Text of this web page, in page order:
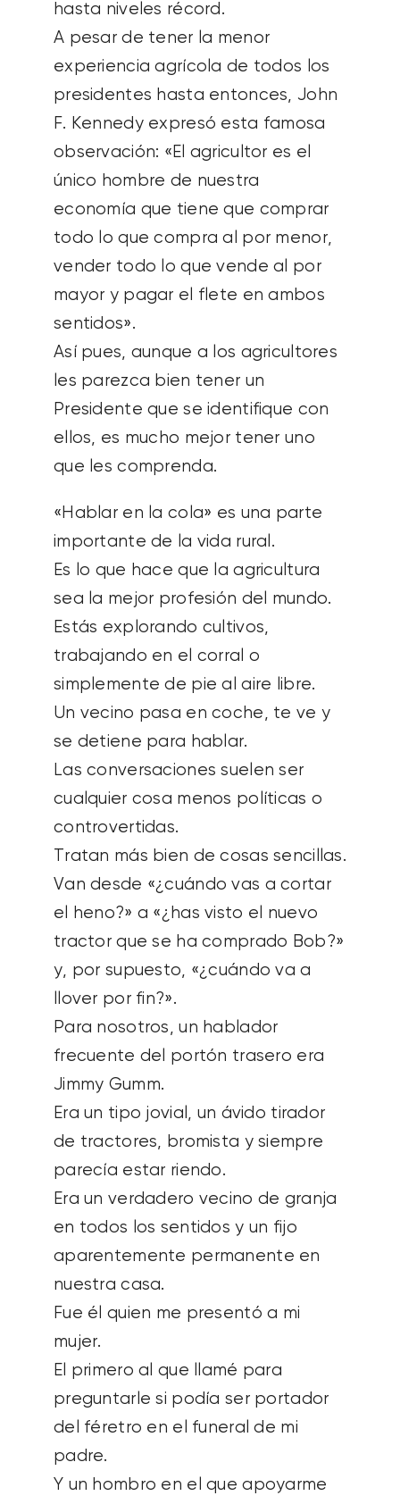
hasta niveles récord.
A pesar de tener la menor
experiencia agrícola de todos los
presidentes hasta entonces, John
F. Kennedy expresó esta famosa
observación: «El agricultor es el
único hombre de nuestra
economía que tiene que comprar
todo lo que compra al por menor,
vender todo lo que vende al por
mayor y pagar el flete en ambos
sentidos».
Así pues, aunque a los agricultores
les parezca bien tener un
Presidente que se identifique con
ellos, es mucho mejor tener uno
que les comprenda.
«Hablar en la cola» es una parte
importante de la vida rural.
Es lo que hace que la agricultura
sea la mejor profesión del mundo.
Estás explorando cultivos,
trabajando en el corral o
simplemente de pie al aire libre.
Un vecino pasa en coche, te ve y
se detiene para hablar.
Las conversaciones suelen ser
cualquier cosa menos políticas o
controvertidas.
Tratan más bien de cosas sencillas.
Van desde «¿cuándo vas a cortar
el heno?» a «¿has visto el nuevo
tractor que se ha comprado Bob?»
y, por supuesto, «¿cuándo va a
llover por fin?».
Para nosotros, un hablador
frecuente del portón trasero era
Jimmy Gumm.
Era un tipo jovial, un ávido tirador
de tractores, bromista y siempre
parecía estar riendo.
Era un verdadero vecino de granja
en todos los sentidos y un fijo
aparentemente permanente en
nuestra casa.
Fue él quien me presentó a mi
mujer.
El primero al que llamé para
preguntarle si podía ser portador
del féretro en el funeral de mi
padre.
Y un hombro en el que apoyarme